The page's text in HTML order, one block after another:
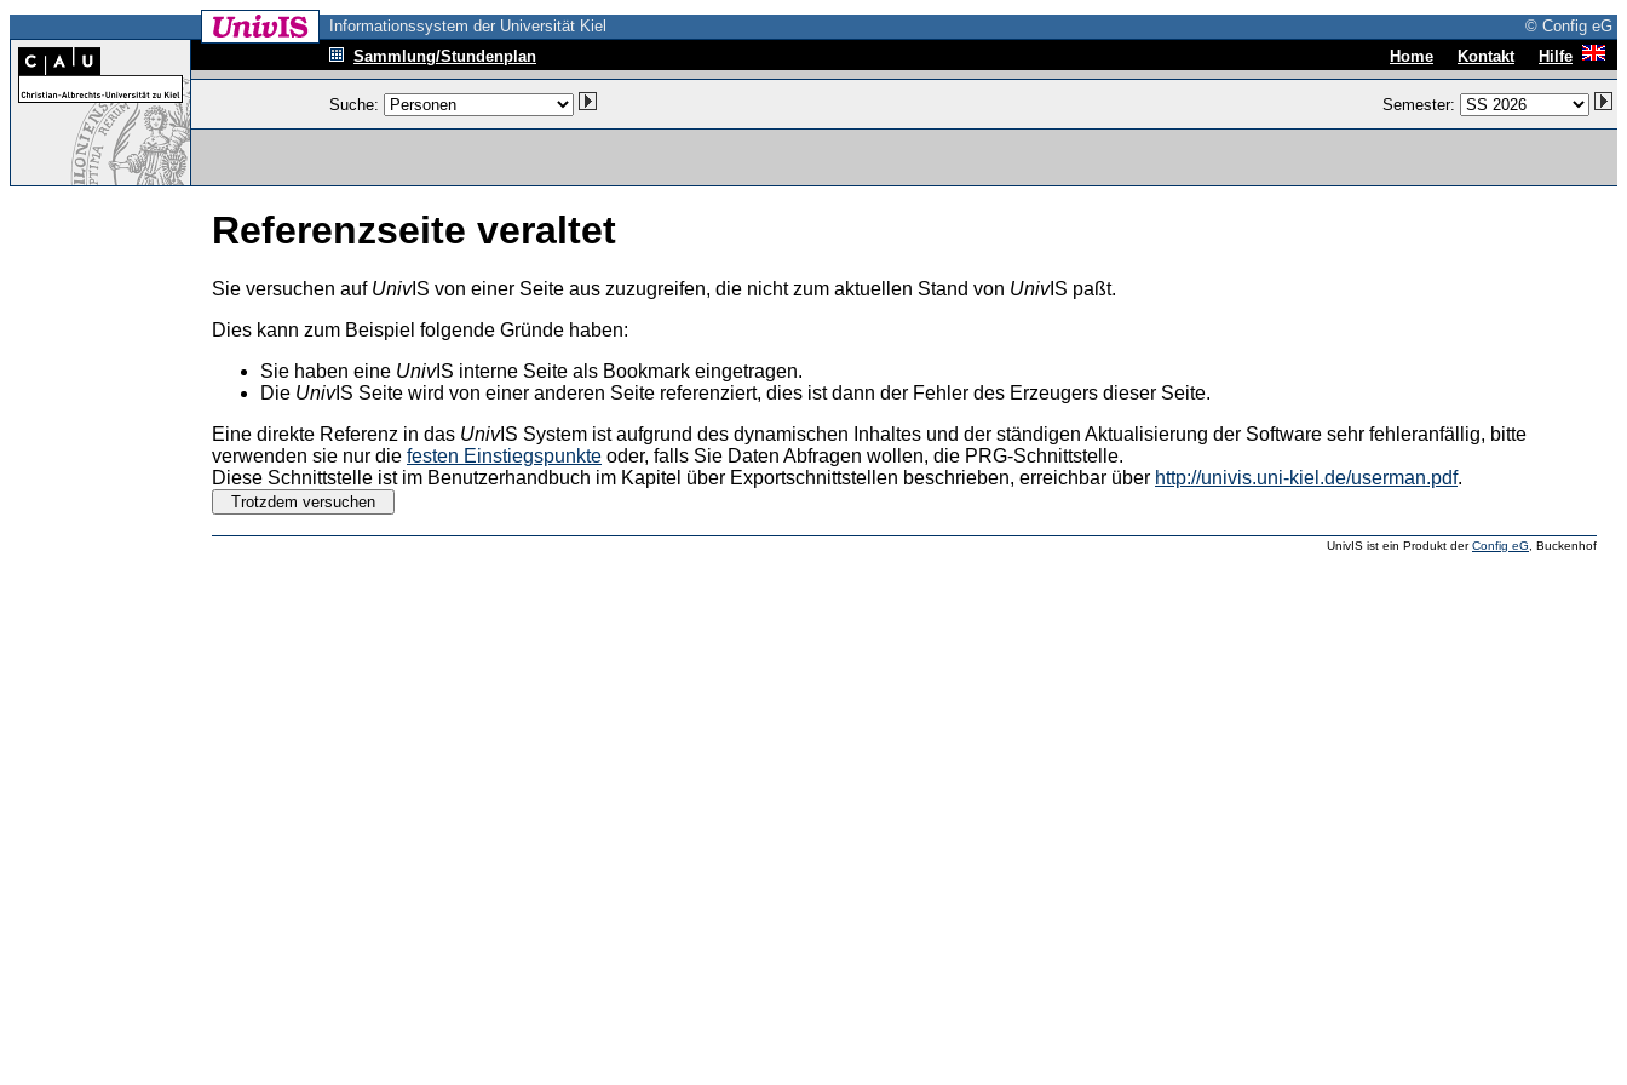
Informationssystem der Universität Kiel
© Config eG
Sammlung/Stundenplan
Home Kontakt Hilfe
Suche: Semester:
Referenzseite veraltet
Sie versuchen auf UnivIS von einer Seite aus zuzugreifen, die nicht zum aktuellen Stand von UnivIS paßt.
Dies kann zum Beispiel folgende Gründe haben:
Sie haben eine UnivIS interne Seite als Bookmark eingetragen.
Die UnivIS Seite wird von einer anderen Seite referenziert, dies ist dann der Fehler des Erzeugers dieser Seite.
Eine direkte Referenz in das UnivIS System ist aufgrund des dynamischen Inhaltes und der ständigen Aktualisierung der Software sehr fehleranfällig, bitte
verwenden sie nur die festen Einstiegspunkte oder, falls Sie Daten Abfragen wollen, die PRG-Schnittstelle.
Diese Schnittstelle ist im Benutzerhandbuch im Kapitel über Exportschnittstellen beschrieben, erreichbar über http://univis.uni-kiel.de/userman.pdf.
UnivIS ist ein Produkt derConfig eG , Buckenhof